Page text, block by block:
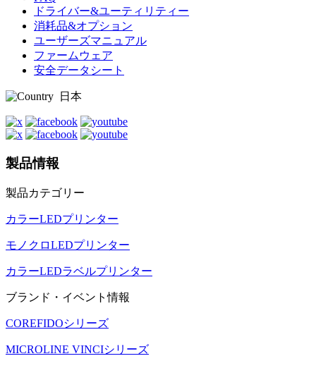
ドライバー&ユーティリティー
消耗品&オプション
ユーザーズマニュアル
ファームウェア
安全データシート
日本
製品情報
製品カテゴリー
カラーLEDプリンター
モノクロLEDプリンター
カラーLEDラベルプリンター
ブランド・イベント情報
COREFIDOシリーズ
MICROLINE VINCIシリーズ